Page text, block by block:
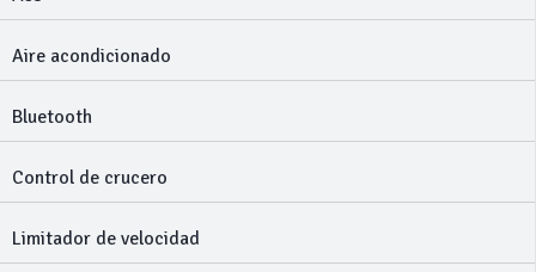
Aire acondicionado
Bluetooth
Control de crucero
Limitador de velocidad